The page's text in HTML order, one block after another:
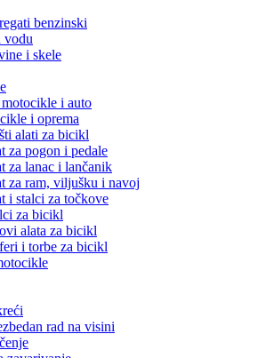
benzinski
vodu
i skele
i auto
i oprema
alati za bicikl
za pogon i pedale
za lanac i lančanik
za ram, viljušku i navoj
i stalci za točkove
za bicikl
alata za bicikl
i torbe za bicikl
rad na visini